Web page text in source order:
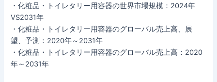
・化粧品・トイレタリー用容器の世界市場規模：2024年
VS2031年
・化粧品・トイレタリー用容器のグローバル売上高、展
望、予測：2020年～2031年
・化粧品・トイレタリー用容器のグローバル売上高：2020
年～2031年